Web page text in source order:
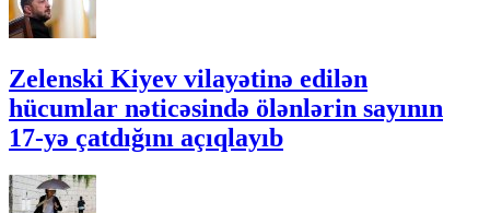
Zelenski Kiyev vilayətinə edilən
hücumlar nəticəsində ölənlərin sayının
17-yə çatdığını açıqlayıb